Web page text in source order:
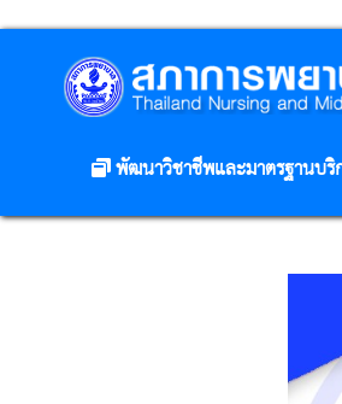
พัฒนาวิชาชีพและมาตรฐานบ